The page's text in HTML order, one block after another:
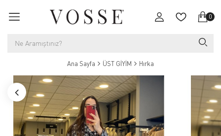
0
Ana Sayfa ÜST GİYİM Hırka